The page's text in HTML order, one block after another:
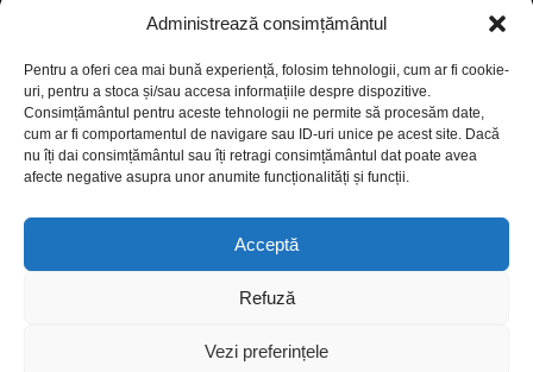
Administrează consimțământul
Pentru a oferi cea mai bună experiență, folosim tehnologii, cum ar fi cookie-
uri, pentru a stoca și/sau accesa informațiile despre dispozitive.
Consimțământul pentru aceste tehnologii ne permite să procesăm date,
cum ar fi comportamentul de navigare sau ID-uri unice pe acest site. Dacă
nu îți dai consimțământul sau îți retragi consimțământul dat poate avea
afecte negative asupra unor anumite funcționalități și funcții.
Acceptă
Refuză
Vezi preferințele
6906
Social
Politic
Economie
559
Despre Noi Termeni si conditii